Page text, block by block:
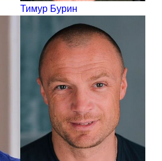
Тимур Бурин